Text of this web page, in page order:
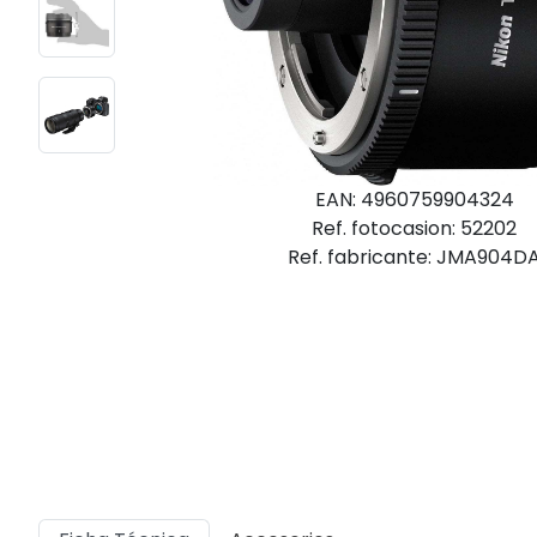
EAN: 4960759904324
Ref. fotocasion: 52202
Ref. fabricante: